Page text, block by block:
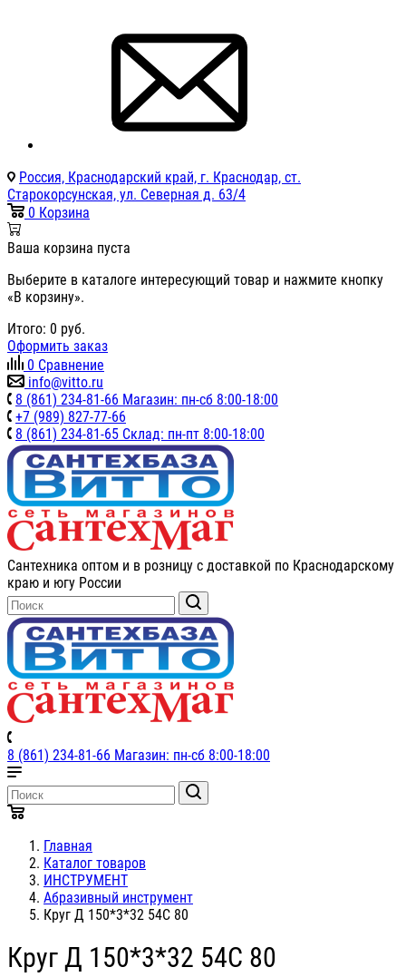
Россия, Краснодарский край, г. Краснодар, ст.
Старокорсунская, ул. Северная д. 63/4
0 Корзина
Ваша корзина пуста
Выберите в каталоге интересующий товар и нажмите кнопку
«В корзину».
Итого: 0 руб.
Оформить заказ
0 Сравнение
info@vitto.ru
8 (861) 234-81-66 Магазин: пн-сб 8:00-18:00
+7 (989) 827-77-66
8 (861) 234-81-65 Склад: пн-пт 8:00-18:00
Сантехника оптом и в розницу с доставкой по Краснодарскому
краю и югу России
8 (861) 234-81-66 Магазин: пн-сб 8:00-18:00
Главная
Каталог товаров
ИНСТРУМЕНТ
Абразивный инструмент
Круг Д 150*3*32 54С 80
Круг Д 150*3*32 54С 80